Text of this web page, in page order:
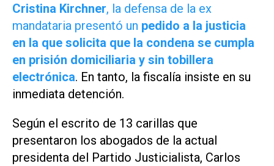
Cristina Kirchner, la defensa de la ex
mandataria presentó un pedido a la justicia
en la que solicita que la condena se cumpla
en prisión domiciliaria y sin tobillera
electrónica. En tanto, la fiscalía insiste en su
inmediata detención.
Según el escrito de 13 carillas que
presentaron los abogados de la actual
presidenta del Partido Justicialista, Carlos